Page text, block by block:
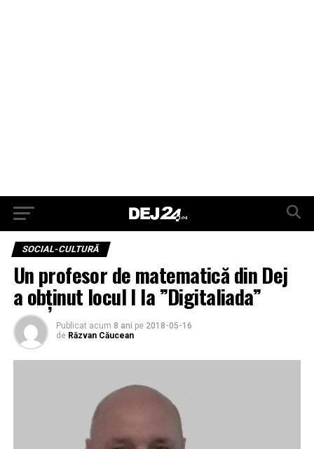
SOCIAL-CULTURĂ
Un profesor de matematică din Dej
a obținut locul I la ”Digitaliada”
Publicat acum 8 ani pe 2018-05-16
de Răzvan Căucean